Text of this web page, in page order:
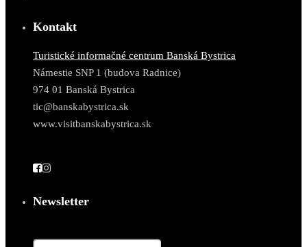
Kontakt
Turistické informačné centrum Banská Bystrica
Námestie SNP 1 (budova Radnice)
974 01 Banská Bystrica
tic@banskabystrica.sk
www.visitbanskabystrica.sk
Newsletter